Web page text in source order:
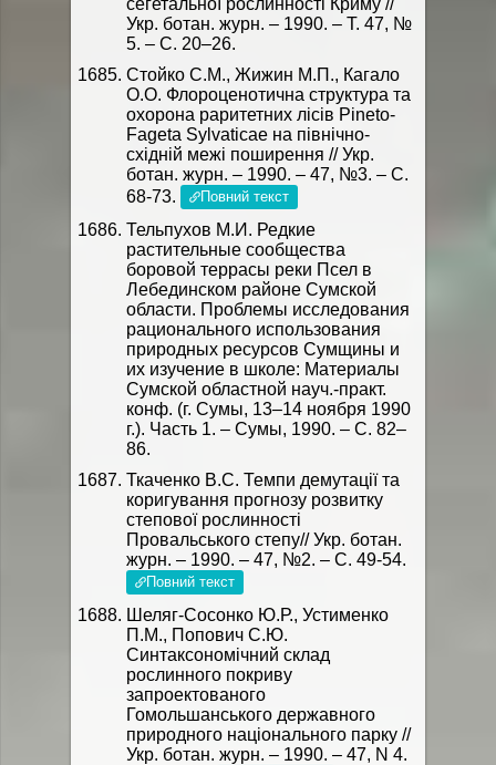
сегетальної рослинності Криму //
Укр. ботан. журн. – 1990. – Т. 47, №
5. – С. 20–26.
Стойко С.М., Жижин М.П., Кагало
О.О. Флороценотична структура та
охорона раритетних лісів Pineto-
Fageta Sylvaticae на північно-
східній межі поширення // Укр.
ботан. журн. – 1990. – 47, №3. – С.
68-73.
Повний текст
Тельпухов М.И. Редкие
растительные сообщества
боровой террасы реки Псел в
Лебединском районе Сумской
области. Проблемы исследования
рационального использования
природных ресурсов Сумщины и
их изучение в школе: Материалы
Сумской областной науч.-практ.
конф. (г. Сумы, 13–14 ноября 1990
г.). Часть 1. – Сумы, 1990. – С. 82–
86.
Ткаченко В.С. Темпи демутації та
коригування прогнозу розвитку
степової рослинності
Провальського степу// Укр. ботан.
журн. – 1990. – 47, №2. – С. 49-54.
Повний текст
Шеляг-Сосонко Ю.Р., Устименко
П.М., Попович С.Ю.
Синтаксономічний склад
рослинного покриву
запроектованого
Гомольшанського державного
природного національного парку //
Укр. ботан. журн. – 1990. – 47, N 4.